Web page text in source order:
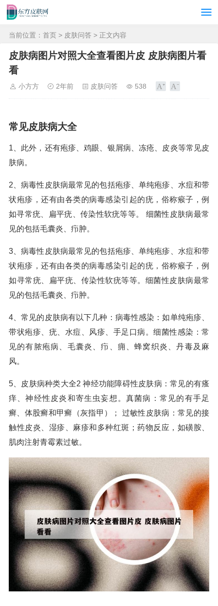
当前位置： 首页 > 皮肤问答 > 正文内容
皮肤病图片对照大全查看图片皮 皮肤病图片看
看
小方方 2年前 皮肤问答 538
常见皮肤病大全
1、此外，还有疱疹、鸡眼、银屑病、冻疮、皮炎等常见皮
肤病。
2、病毒性皮肤病最常见的包括疱疹、单纯疱疹、水痘和带
状疱疹，还有由各类的病毒感染引起的疣，俗称瘊子，例
如寻常疣、扁平疣、传染性软疣等等。 细菌性皮肤病最常
见的包括毛囊炎、疖肿。
3、病毒性皮肤病最常见的包括疱疹、单纯疱疹、水痘和带
状疱疹，还有由各类的病毒感染引起的疣，俗称瘊子，例
如寻常疣、扁平疣、传染性软疣等等。细菌性皮肤病最常
见的包括毛囊炎、疖肿。
4、常见的皮肤病有以下几种：病毒性感染：如单纯疱疹、
带状疱疹、疣、水痘、风疹、手足口病。细菌性感染：常
见的有脓疱病、毛囊炎、疖、痈、蜂窝织炎、丹毒及麻
风。
5、皮肤病种类大全2 神经功能障碍性皮肤病：常见的有瘙
痒、神经性皮炎和寄生虫妄想。真菌病：常见的有手足
癣、体股癣和甲癣（灰指甲）； 过敏性皮肤病：常见的接
触性皮炎、湿疹、麻疹和多种红斑；药物反应，如磺胺、
肌肉注射青霉素过敏。